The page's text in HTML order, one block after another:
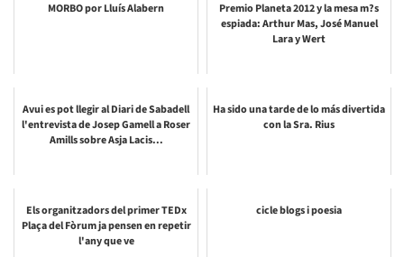
MORBO por Lluís Alabern
Premio Planeta 2012 y la mesa m?s
espiada: Arthur Mas, José Manuel
Lara y Wert
Avui es pot llegir al Diari de Sabadell
l'entrevista de Josep Gamell a Roser
Amills sobre Asja Lacis...
Ha sido una tarde de lo más divertida
con la Sra. Rius
Els organitzadors del primer TEDx
Plaça del Fòrum ja pensen en repetir
l'any que ve
cicle blogs i poesia